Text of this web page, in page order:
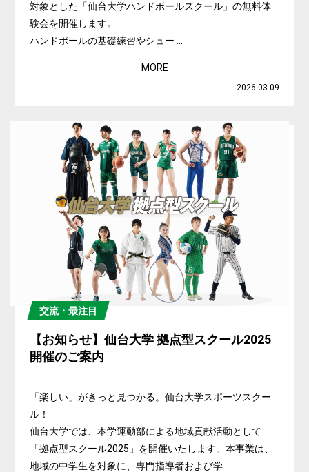
対象とした「仙台大学ハンドボールスクール」の無料体
験会を開催します。
ハンドボールの基礎練習やシュー ...
MORE
2026.03.09
交流・最注目
【お知らせ】仙台大学 拠点型スクール2025
開催のご案内
「楽しい」がきっと見つかる。仙台大学スポーツスクー
ル！
仙台大学では、本学運動部による地域貢献活動として
「拠点型スクール2025」を開催いたします。本事業は、
地域の中学生を対象に、専門指導者および学 ...